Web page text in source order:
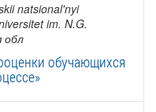
natsional'nyi
im. N.G.
обл
обучающихся